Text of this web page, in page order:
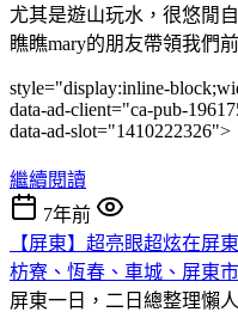
尤其是遊山玩水，很悠閒
瞧瞧mary的朋友帶領我們
style="display:inline-
data-ad-client="ca-pub-
data-ad-slot="1410222326">
繼續閱讀
7年前
【屏東】超亮眼超炫在屏
枋寮、恆春、車城、屏東
屏東一日，二日總整理懶